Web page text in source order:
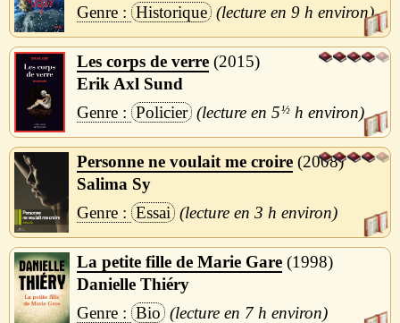
Historique
9 h
Les corps de verre 2015
Erik Axl Sund
Policier
5½ h
Personne ne voulait me croire 2008
Salima Sy
Essai
3 h
La petite fille de Marie Gare 1998
Danielle Thiéry
Bio
7 h